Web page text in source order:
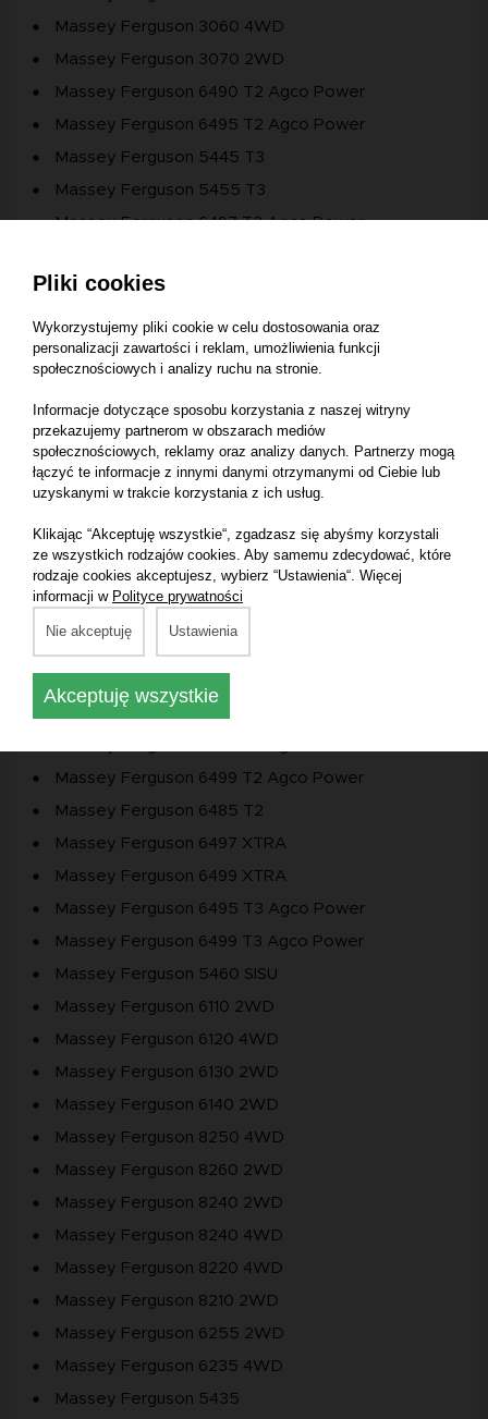
Massey Ferguson 3060 4WD
Massey Ferguson 3070 2WD
Massey Ferguson 6490 T2 Agco Power
Massey Ferguson 6495 T2 Agco Power
Massey Ferguson 5445 T3
Massey Ferguson 5455 T3
Massey Ferguson 6497 T3 Agco Power
Massey Ferguson 6120 2WD
Massey Ferguson 6130 4WD
Massey Ferguson 6140 4WD
Massey Ferguson 8280 4WD
Massey Ferguson 8270 4WD
Massey Ferguson 8220 2WD
Massey Ferguson 6235 2WD
Massey Ferguson 8170 4WD
Massey Ferguson 3065 2WD
Massey Ferguson MF 5455
Massey Ferguson 6499 T2 Agco Power
Massey Ferguson 6485 T2
Massey Ferguson 6497 XTRA
Massey Ferguson 6499 XTRA
Massey Ferguson 6495 T3 Agco Power
Massey Ferguson 6499 T3 Agco Power
Massey Ferguson 5460 SISU
Massey Ferguson 6110 2WD
Massey Ferguson 6120 4WD
Massey Ferguson 6130 2WD
Massey Ferguson 6140 2WD
Massey Ferguson 8250 4WD
Massey Ferguson 8260 2WD
Massey Ferguson 8240 2WD
Massey Ferguson 8240 4WD
Massey Ferguson 8220 4WD
Massey Ferguson 8210 2WD
Massey Ferguson 6255 2WD
Massey Ferguson 6235 4WD
Massey Ferguson 5435
Pliki cookies
Wykorzystujemy pliki cookie w celu dostosowania oraz
personalizacji zawartości i reklam, umożliwienia funkcji
społecznościowych i analizy ruchu na stronie.
Informacje dotyczące sposobu korzystania z naszej witryny
przekazujemy partnerom w obszarach mediów
społecznościowych, reklamy oraz analizy danych. Partnerzy mogą
łączyć te informacje z innymi danymi otrzymanymi od Ciebie lub
uzyskanymi w trakcie korzystania z ich usług.
Klikając “Akceptuję wszystkie“, zgadzasz się abyśmy korzystali
ze wszystkich rodzajów cookies. Aby samemu zdecydować, które
rodzaje cookies akceptujesz, wybierz “Ustawienia“. Więcej
informacji w Polityce prywatności
Nie akceptuję Ustawienia
Akceptuję wszystkie